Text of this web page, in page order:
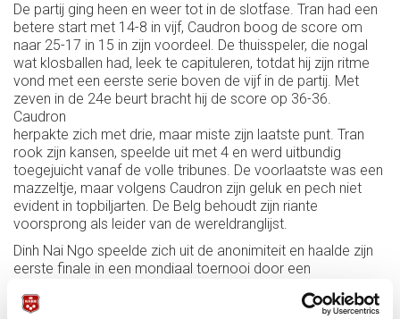
De partij ging heen en weer tot in de slotfase. Tran had een
betere start met 14-8 in vijf, Caudron boog de score om
naar 25-17 in 15 in zijn voordeel. De thuisspeler, die nogal
wat klosballen had, leek te capituleren, totdat hij zijn ritme
vond met een eerste serie boven de vijf in de partij. Met
zeven in de 24e beurt bracht hij de score op 36-36.
Caudron
herpakte zich met drie, maar miste zijn laatste punt. Tran
rook zijn kansen, speelde uit met 4 en werd uitbundig
toegejuicht vanaf de volle tribunes. De voorlaatste was een
mazzeltje, maar volgens Caudron zijn geluk en pech niet
evident in topbiljarten. De Belg behoudt zijn riante
voorsprong als leider van de wereldranglijst.
Dinh Nai Ngo speelde zich uit de anonimiteit en haalde zijn
eerste finale in een mondiaal toernooi door een
Aziatische kampioen van 2017 was onherkenbaar